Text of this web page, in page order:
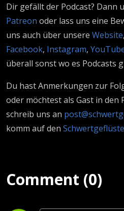
Dir gefällt der Podcast? Dann
Patreon oder lass uns eine
uns auch über unsere Website
Facebook, Instagram,
überall sonst wo es Podcasts
Du hast Anmerkungen zur
oder möchtest als Gast in den
schreib uns an
komm auf den
Comment (0)